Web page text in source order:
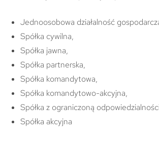
Jednoosobowa działalność
Spółka cywilna,
Spółka jawna,
Spółka partnerska,
Spółka komandytowa,
Spółka komandytowo-akcyjna,
Spółka z ograniczoną
Spółka akcyjna